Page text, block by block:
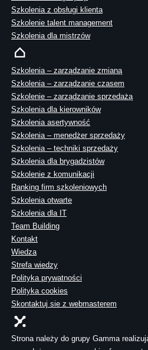
Szkolenia z obsługi klienta
Szkolenie talent management
Szkolenia dla mistrzów
Szkolenia – zarządzanie zmianą
Szkolenia – zarządzanie czasem
Szkolenie – zarządzanie sprzedażą
Szkolenia dla kierowników
Szkolenia asertywność
Szkolenia – menedżer sprzedaży
Szkolenia – techniki sprzedaży
Szkolenia dla brygadzistów
Szkolenie z komunikacji
Ranking firm szkoleniowych
Szkolenia otwarte
Szkolenia dla IT
Team Building
Kontakt
Wiedza
Strefa wiedzy
Polityka prywatności
Polityka cookies
Skontaktuj sie z webmasterem
Strona należy do grupy Gamma